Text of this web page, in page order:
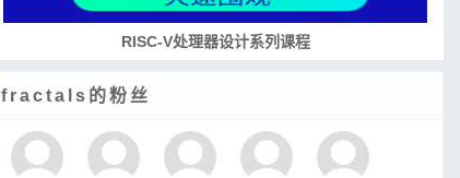
RISC-V处理器设计系列课程
fractals的粉丝